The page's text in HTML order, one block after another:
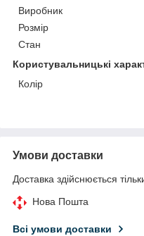
Виробник
Розмір
Стан
Користувальницькі
Колір
Умови доставки
Доставка здійснюється
Нова Пошта
Всі умови доставки